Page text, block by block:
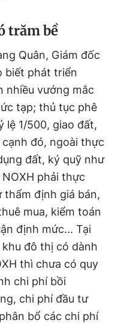
trăm bề
Quân, Giám đốc
biết phát triển
nhiều vướng mắc
tạp; thủ tục phê
lệ 1/500, giao đất,
cạnh đó, ngoài thực
đất, ký quỹ như
phải thực
thẩm định giá bán,
mua, kiểm toán
định mức... Tại
đô thị có dành
thì chưa có quy
chi phí bồi
chi phí đầu tư
bổ các chi phí